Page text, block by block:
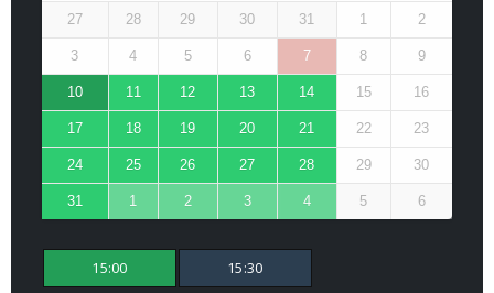
27 28 29 30 31 1 2
3 4 5 6 7 8 9
10 11 12 13 14 15 16
17 18 19 20 21 22 23
24 25 26 27 28 29 30
31 1 2 3 4 5 6
15:00 15:30